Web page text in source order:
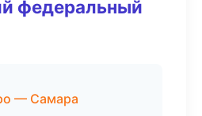
федеральный
— Самара